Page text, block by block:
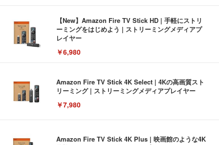
【New】Amazon Fire TV Stick HD | 手軽にストリ
ーミングをはじめよう | ストリーミングメディアプ
レイヤー
￥6,980
Amazon Fire TV Stick 4K Select | 4Kの高画質スト
リーミング | ストリーミングメディアプレイヤー
￥7,980
Amazon Fire TV Stick 4K Plus | 映画館のような4K